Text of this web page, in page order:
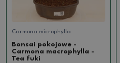
Carmona microphylla
Bonsai pokojowe -
Carmona macrophylla -
Tea fuki